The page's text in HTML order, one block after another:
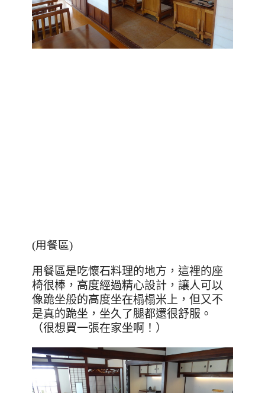
(用餐區)
用餐區是吃懷石料理的地方， 這裡的座
椅很棒，高度經過精心設計，讓人可以
像跪坐般的高度坐在榻榻米上，但又不
是真的跪坐，坐久了腿都還很舒服。
（很想買一張在家坐啊！）